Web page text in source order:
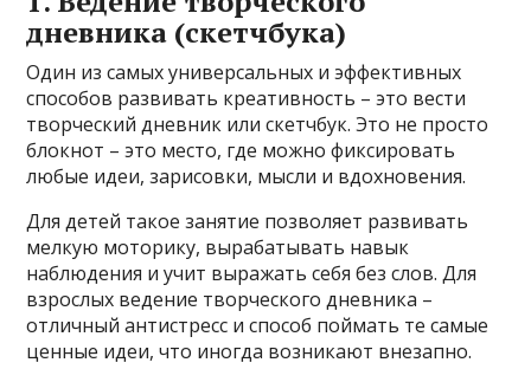
дневника (скетчбука)
Один из самых универсальных и эффективных
способов развивать креативность – это вести
творческий дневник или скетчбук. Это не просто
блокнот – это место, где можно фиксировать
любые идеи, зарисовки, мысли и вдохновения.
Для детей такое занятие позволяет развивать
мелкую моторику, вырабатывать навык
наблюдения и учит выражать себя без слов. Для
взрослых ведение творческого дневника –
отличный антистресс и способ поймать те самые
ценные идеи, что иногда возникают внезапно.